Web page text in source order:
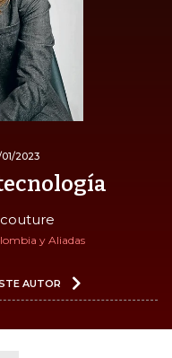
2023
y Aliadas
AUTOR